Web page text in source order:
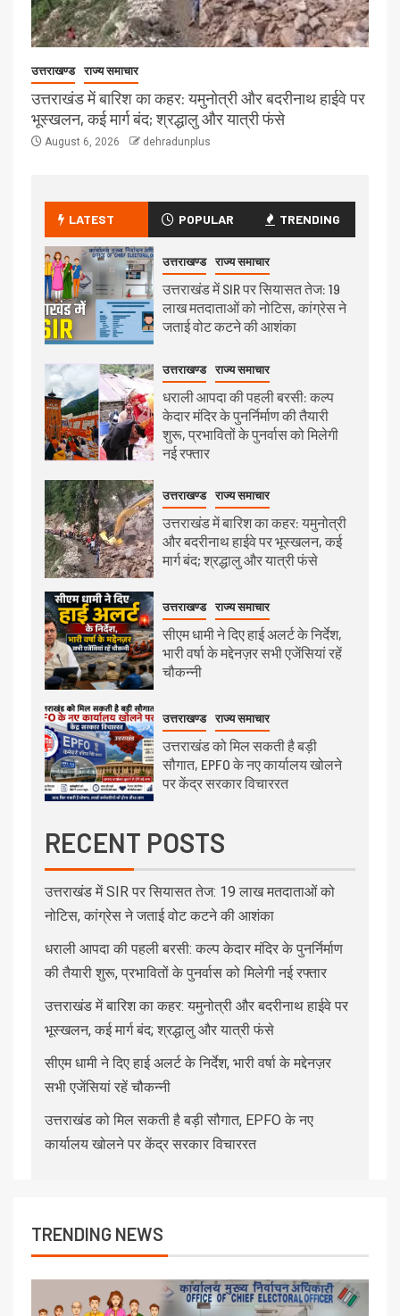
उत्तराखण्ड राज्य समाचार
उत्तराखंड में बारिश का कहर: यमुनोत्री और बदरीनाथ हाईवे पर
भूस्खलन, कई मार्ग बंद; श्रद्धालु और यात्री फंसे
August 6, 2026 dehradunplus
LATEST POPULAR TRENDING
उत्तराखण्ड राज्य समाचार
उत्तराखंड में SIR पर सियासत तेज: 19
लाख मतदाताओं को नोटिस, कांग्रेस ने
जताई वोट कटने की आशंका
उत्तराखण्ड राज्य समाचार
धराली आपदा की पहली बरसी: कल्प
केदार मंदिर के पुनर्निर्माण की तैयारी
शुरू, प्रभावितों के पुनर्वास को मिलेगी
नई रफ्तार
उत्तराखण्ड राज्य समाचार
उत्तराखंड में बारिश का कहर: यमुनोत्री
और बदरीनाथ हाईवे पर भूस्खलन, कई
मार्ग बंद; श्रद्धालु और यात्री फंसे
उत्तराखण्ड राज्य समाचार
सीएम धामी ने दिए हाई अलर्ट के निर्देश,
भारी वर्षा के मद्देनज़र सभी एजेंसियां रहें
चौकन्नी
उत्तराखण्ड राज्य समाचार
उत्तराखंड को मिल सकती है बड़ी
सौगात, EPFO के नए कार्यालय खोलने
पर केंद्र सरकार विचाररत
RECENT POSTS
उत्तराखंड में SIR पर सियासत तेज: 19 लाख मतदाताओं को
नोटिस, कांग्रेस ने जताई वोट कटने की आशंका
धराली आपदा की पहली बरसी: कल्प केदार मंदिर के पुनर्निर्माण
की तैयारी शुरू, प्रभावितों के पुनर्वास को मिलेगी नई रफ्तार
उत्तराखंड में बारिश का कहर: यमुनोत्री और बदरीनाथ हाईवे पर
भूस्खलन, कई मार्ग बंद; श्रद्धालु और यात्री फंसे
सीएम धामी ने दिए हाई अलर्ट के निर्देश, भारी वर्षा के मद्देनज़र
सभी एजेंसियां रहें चौकन्नी
उत्तराखंड को मिल सकती है बड़ी सौगात, EPFO के नए
कार्यालय खोलने पर केंद्र सरकार विचाररत
TRENDING NEWS